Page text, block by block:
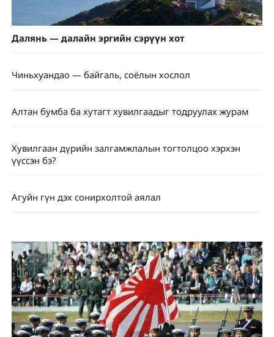
Далянь — далайн эргийн сэрүүн хот
Чиньхуандао — байгаль, соёлын хослол
Алтан бумба ба хутагт хувилгаадыг тодруулах журам
Хувилгаан дүрийн залгамжлалын тогтолцоо хэрхэн
үүссэн бэ?
Агуйн гүн дэх сонирхолтой аялал